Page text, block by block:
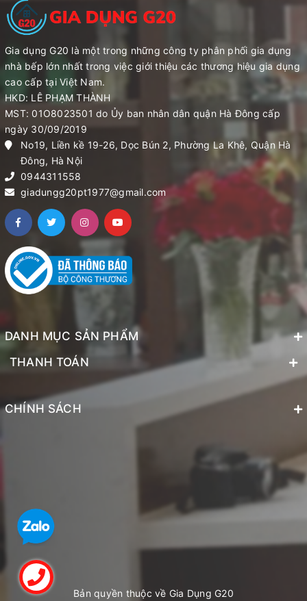
Gia dụng G20 là một trong những công ty phân phối gia dụng
nhà bếp lớn nhất trong việc giới thiệu các thương hiệu gia dụng
cao cấp tại Việt Nam.
HKD: LÊ PHẠM THÀNH
MST: 01O8023501 do Ủy ban nhân dân quận Hà Đông cấp
ngày 30/09/2019
No19, Liền kề 19-26, Dọc Bún 2, Phường La Khê, Quận Hà
Đông, Hà Nội
0944311558
giadungg20pt1977@gmail.com
DANH MỤC SẢN PHẨM
THANH TOÁN
CHÍNH SÁCH
Bản quyền thuộc về Gia Dụng G20